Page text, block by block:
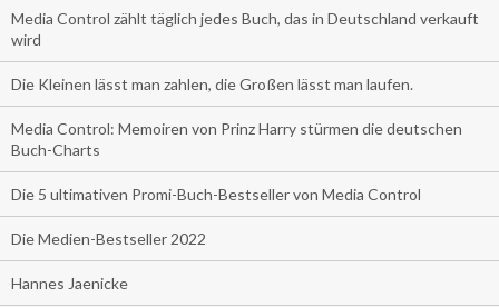
Media Control zählt täglich jedes Buch, das in Deutschland verkauft
wird
Die Kleinen lässt man zahlen, die Großen lässt man laufen.
Media Control: Memoiren von Prinz Harry stürmen die deutschen
Buch-Charts
Die 5 ultimativen Promi-Buch-Bestseller von Media Control
Die Medien-Bestseller 2022
Hannes Jaenicke